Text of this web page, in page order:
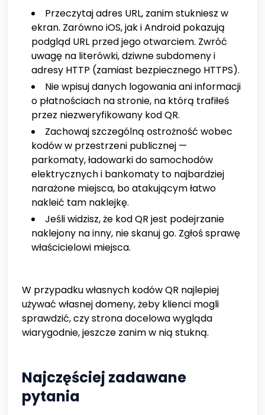
Przeczytaj adres URL, zanim stukniesz w
ekran. Zarówno iOS, jak i Android pokazują
podgląd URL przed jego otwarciem. Zwróć
uwagę na literówki, dziwne subdomeny i
adresy HTTP (zamiast bezpiecznego HTTPS).
Nie wpisuj danych logowania ani informacji
o płatnościach na stronie, na którą trafiłeś
przez niezweryfikowany kod QR.
Zachowaj szczególną ostrożność wobec
kodów w przestrzeni publicznej —
parkomaty, ładowarki do samochodów
elektrycznych i bankomaty to najbardziej
narażone miejsca, bo atakującym łatwo
nakleić tam naklejkę.
Jeśli widzisz, że kod QR jest podejrzanie
naklejony na inny, nie skanuj go. Zgłoś sprawę
właścicielowi miejsca.
W przypadku własnych kodów QR najlepiej
używać własnej domeny, żeby klienci mogli
sprawdzić, czy strona docelowa wygląda
wiarygodnie, jeszcze zanim w nią stukną.
Najczęściej zadawane
pytania